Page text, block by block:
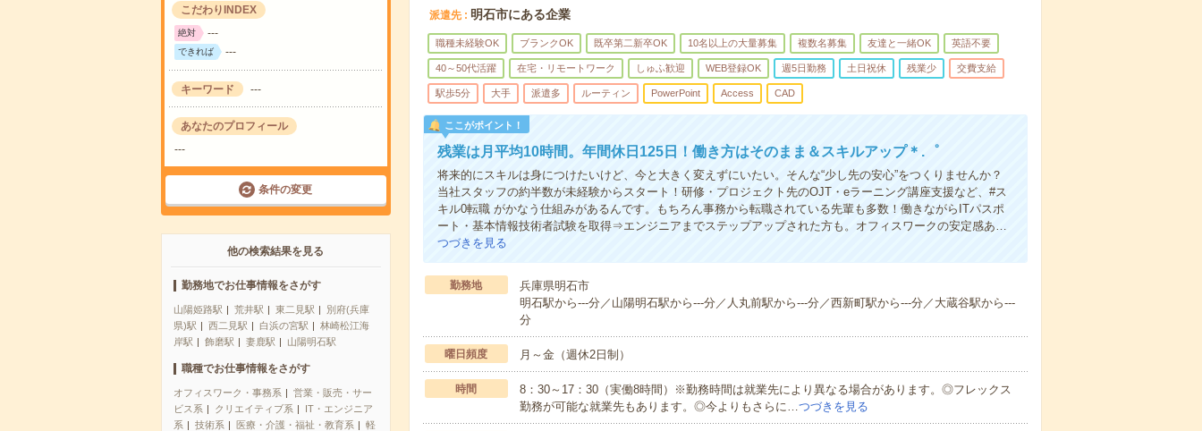
こだわりINDEX
絶対 ---
できれば ---
キーワード ---
あなたのプロフィール
---
条件の変更
他の検索結果を見る
勤務地でお仕事情報をさがす
山陽姫路駅 荒井駅 東二見駅
別府(兵庫
県)駅
西二見駅 白浜の宮駅
林崎松江海
岸駅
飾磨駅 妻鹿駅 山陽明石駅
職種でお仕事情報をさがす
オフィスワーク・事務系
営業・販売・サー
ビス系
クリエイティブ系
IT・エンジニア
系
技術系 医療・介護・福祉・教育系
軽
派遣先 明石市にある企業
職種未経験OK ブランクOK 既卒第二新卒OK 10名以上の大量募集 複数名募集 友達と一緒OK 英語不要
40～50代活躍 在宅・リモートワーク しゅふ歓迎 WEB登録OK 週5日勤務 土日祝休 残業少 交費支給
駅歩5分 大手 派遣多 ルーティン PowerPoint Access CAD
ここがポイント！
残業は月平均10時間。年間休日125日！働き方はそのまま＆スキルアップ＊.゜
将来的にスキルは身につけたいけど、今と大きく変えずにいたい。そんな“少し先の安心”をつくりませんか？
当社スタッフの約半数が未経験からスタート！研修・プロジェクト先のOJT・eラーニング講座支援など、#ス
キル0転職 がかなう仕組みがあるんです。もちろん事務から転職されている先輩も多数！働きながらITパスポ
ート・基本情報技術者試験を取得⇒エンジニアまでステップアップされた方も。オフィスワークの安定感あ…
つづきを見る
勤務地
兵庫県明石市
明石駅から---分／山陽明石駅から---分／人丸前駅から---分／西新町駅から---分／大蔵谷駅から---
分
曜日頻度 月～金（週休2日制）
時間
8：30～17：30（実働8時間）※勤務時間は就業先により異なる場合があります。◎フレックス
勤務が可能な就業先もあります。◎今よりもさらに…つづきを見る